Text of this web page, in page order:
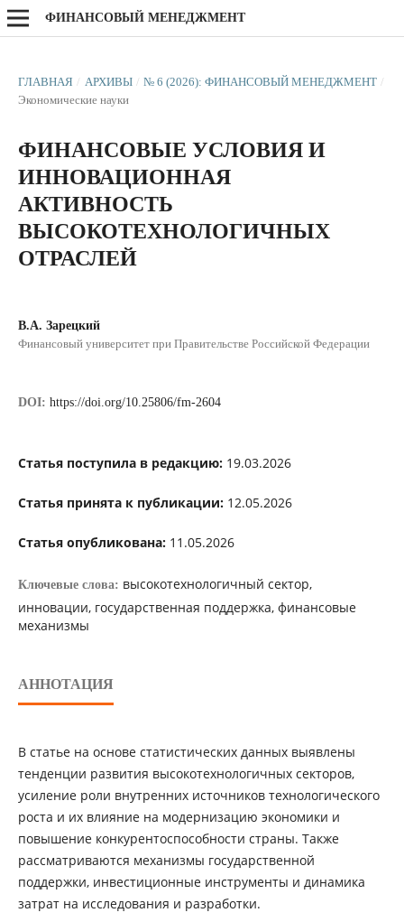
ФИНАНСОВЫЙ МЕНЕДЖМЕНТ
ГЛАВНАЯ / АРХИВЫ / № 6 (2026): ФИНАНСОВЫЙ МЕНЕДЖМЕНТ /
Экономические науки
ФИНАНСОВЫЕ УСЛОВИЯ И
ИННОВАЦИОННАЯ
АКТИВНОСТЬ
ВЫСОКОТЕХНОЛОГИЧНЫХ
ОТРАСЛЕЙ
В.А. Зарецкий
Финансовый университет при Правительстве Российской Федерации
DOI: https://doi.org/10.25806/fm-2604
Статья поступила в редакцию:19.03.2026
Статья принята к публикации:12.05.2026
Статья опубликована:11.05.2026
Ключевые слова: высокотехнологичный сектор,
инновации, государственная поддержка, финансовые
механизмы
АННОТАЦИЯ
В статье на основе статистических данных выявлены
тенденции развития высокотехнологичных секторов,
усиление роли внутренних источников технологического
роста и их влияние на модернизацию экономики и
повышение конкурентоспособности страны. Также
рассматриваются механизмы государственной
поддержки, инвестиционные инструменты и динамика
затрат на исследования и разработки.